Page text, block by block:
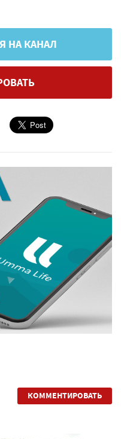
НА КАНАЛ
КОММЕНТИРОВАТЬ